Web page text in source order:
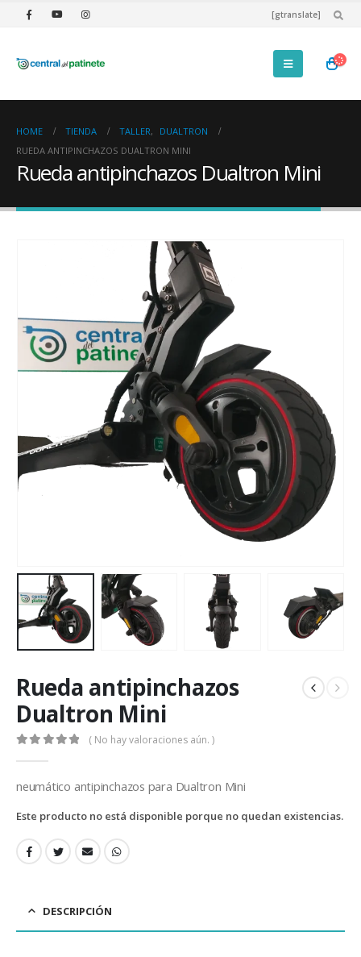
[gtranslate]
HOME TIENDA TALLER,
DUALTRON
RUEDA ANTIPINCHAZOS DUALTRON MINI
Rueda antipinchazos Dualtron Mini
Rueda antipinchazos
Dualtron Mini
( No hay valoraciones aún. )
neumático antipinchazos para Dualtron Mini
Este producto no está disponible porque no quedan existencias.
DESCRIPCIÓN